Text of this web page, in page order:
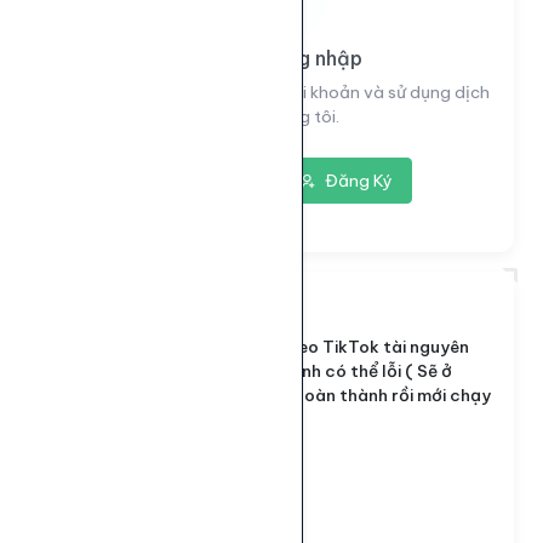
Vui lòng đăng nhập
Đăng nhập để xem thông tin tài khoản và sử dụng dịch
vụ của chúng tôi.
Đăng Ký
Sv1 Tim Video TikTok tài nguyên
Việt Nam, ảnh có thể lỗi ( Sẽ ở
trạng thái hoàn thành rồi mới chạy